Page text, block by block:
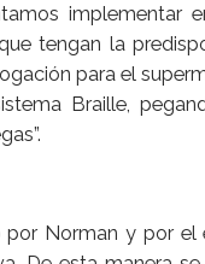
implementar
tengan la
para el
Braille,
Norman y por el